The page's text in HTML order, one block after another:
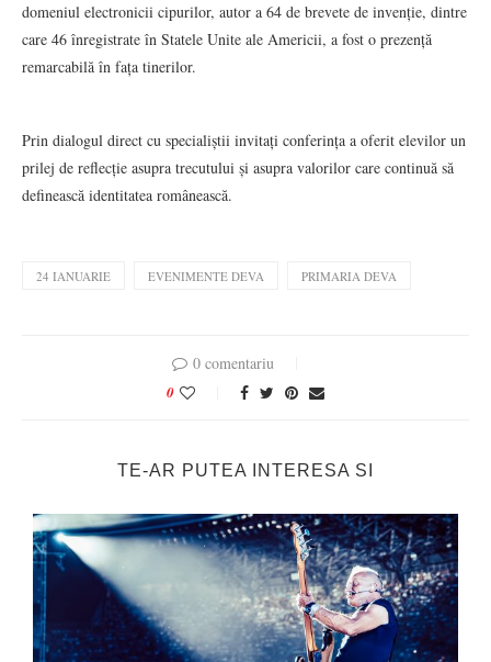
domeniul electronicii cipurilor, autor a 64 de brevete de invenție, dintre
care 46 înregistrate în Statele Unite ale Americii, a fost o prezență
remarcabilă în fața tinerilor.
Prin dialogul direct cu specialiștii invitați conferința a oferit elevilor un
prilej de reflecție asupra trecutului și asupra valorilor care continuă să
definească identitatea românească.
24 IANUARIE EVENIMENTE DEVA PRIMARIA DEVA
0 comentariu
0
TE-AR PUTEA INTERESA SI